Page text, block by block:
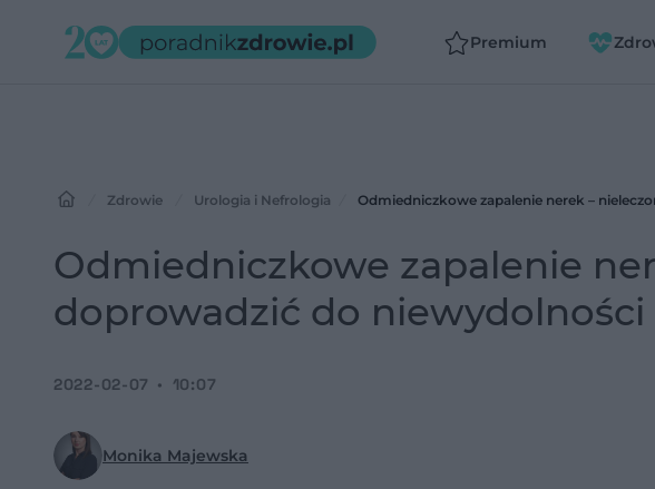
Premium
Zdrowie Urologia i Nefrologia Odmiedniczkowe zapalenie nerek –
Odmiedniczkowe zapalenie
doprowadzić do niewydolności
Monika Majewska
2022-02-07 10:07